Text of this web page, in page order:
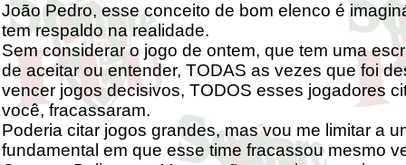
João Pedro, esse conceito de bom elenco é
tem respaldo na realidade.
Sem considerar o jogo de ontem, que tem uma
de aceitar ou entender, TODAS as vezes que foi
vencer jogos decisivos, TODOS esses jogadores
você, fracassaram.
Poderia citar jogos grandes, mas vou me limitar a
fundamental em que esse time fracassou mesmo